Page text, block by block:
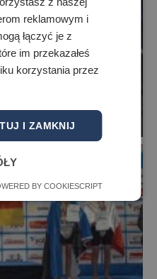
reklamowym i
łączyć je z
im przekazałeś
korzystania przez
I ZAMKNIJ
BY COOKIESCRIPT